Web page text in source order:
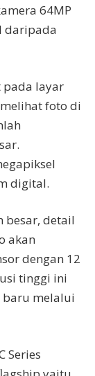
64MP
daripada
pada layar
foto di
digital.
besar, detail
akan
dengan 12
tinggi ini
baru melalui
Series